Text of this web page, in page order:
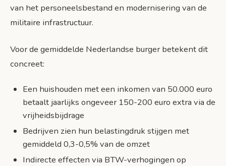
van het personeelsbestand en modernisering van de
militaire infrastructuur.
Voor de gemiddelde Nederlandse burger betekent dit
concreet:
Een huishouden met een inkomen van 50.000 euro
betaalt jaarlijks ongeveer 150-200 euro extra via de
vrijheidsbijdrage
Bedrijven zien hun belastingdruk stijgen met
gemiddeld 0,3-0,5% van de omzet
Indirecte effecten via BTW-verhogingen op